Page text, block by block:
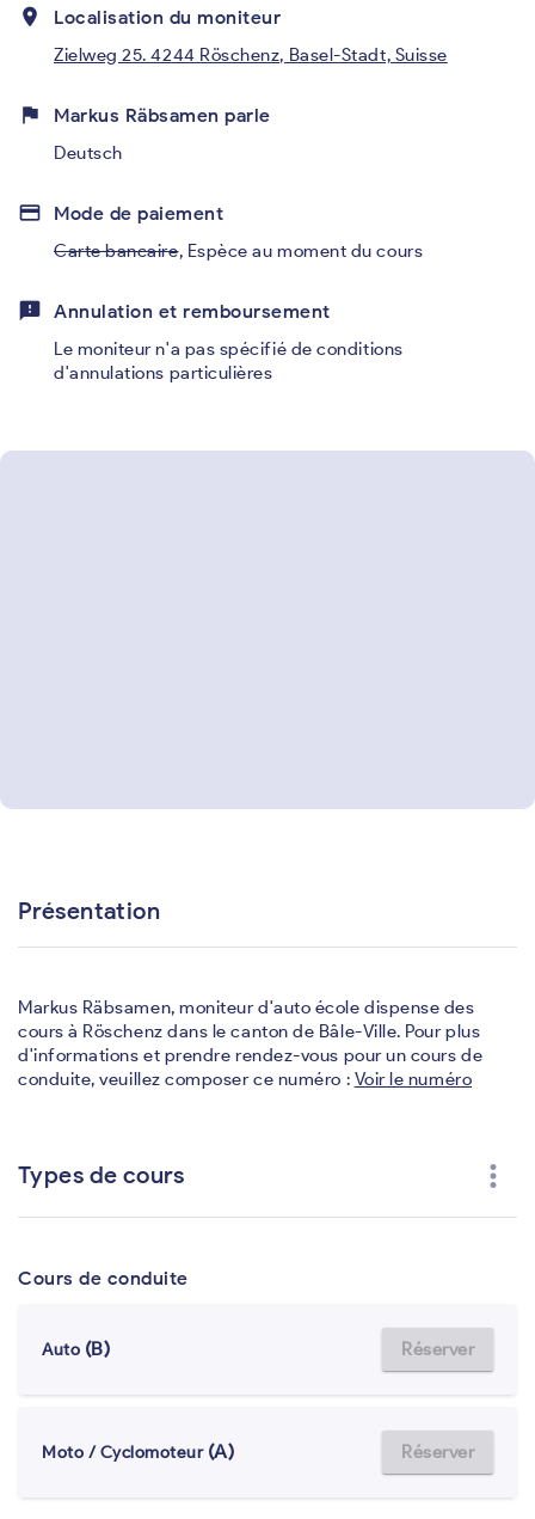
place Localisation du moniteur
Zielweg 25. 4244 Röschenz, Basel-Stadt, Suisse
flag Markus Räbsamen parle
Deutsch
credit_card Mode de paiement
Carte bancaire, Espèce au moment du cours
feedback Annulation et remboursement
Le moniteur n'a pas spécifié de conditions
d'annulations particulières
Présentation
Markus Räbsamen, moniteur d'auto école dispense des
cours à Röschenz dans le canton de Bâle-Ville. Pour plus
d'informations et prendre rendez-vous pour un cours de
conduite, veuillez composer ce numéro : Voir le numéro
Types de cours more_vert
Cours de conduite
Auto (B) Réserver
Moto / Cyclomoteur (A) Réserver